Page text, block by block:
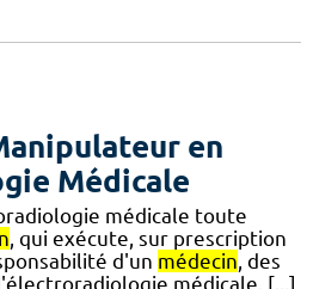
en
Médicale
médicale toute
, qui exécute, sur prescription
d'un médecin, des
médicale. [...]